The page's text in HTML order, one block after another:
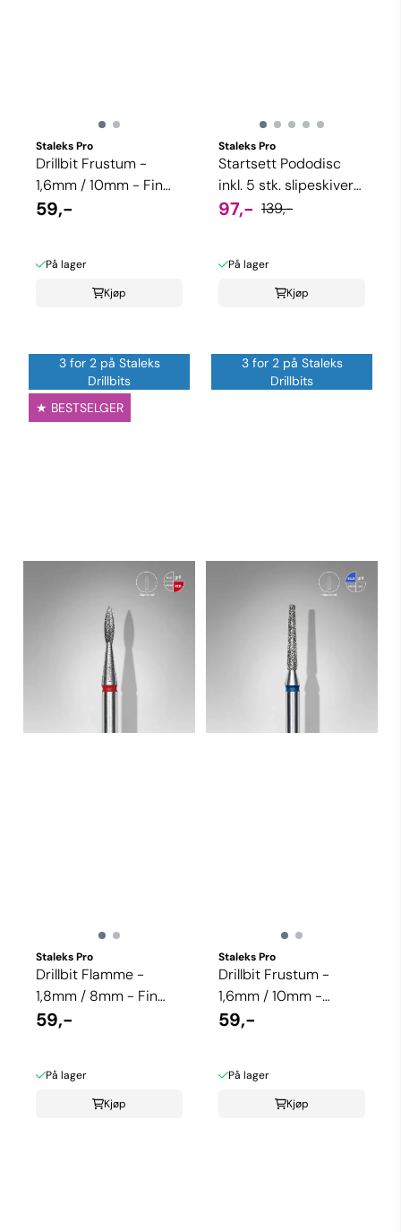
Staleks Pro
Drillbit Frustum -
1,6mm / 10mm - Fin
grit
59,-
På lager
Kjøp
Staleks Pro
Startsett Pododisc
inkl. 5 stk. slipeskiver
(Velg størrels)
97,- 139,-
På lager
Kjøp
3 for 2 på Staleks
Drillbits
★ BESTSELGER
Staleks Pro
Drillbit Flamme -
1,8mm / 8mm - Fin
grit
59,-
På lager
Kjøp
3 for 2 på Staleks
Drillbits
Staleks Pro
Drillbit Frustum -
1,6mm / 10mm -
Medium grit
59,-
På lager
Kjøp